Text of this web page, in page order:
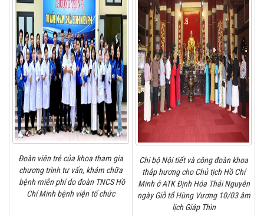
Đoàn viên trẻ của khoa tham gia
chương trình tư vấn, khám chữa
bệnh miễn phí do đoàn TNCS Hồ
Chí Minh bệnh viện tổ chức
Chi bộ Nội tiết và công đoàn khoa
thắp hương cho Chủ tịch Hồ Chí
Minhở ATK Định Hóa Thái Nguyên
ngày Giỗ tổ Hùng Vương 10/03 âm
lịch Giáp Thìn